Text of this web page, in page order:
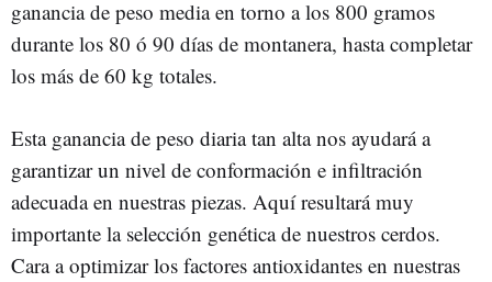
ganancia de peso media en torno a los 800 gramos
durante los 80 ó 90 días de montanera, hasta completar
los más de 60 kg totales.
Esta ganancia de peso diaria tan alta nos ayudará a
garantizar un nivel de conformación e infiltración
adecuada en nuestras piezas. Aquí resultará muy
importante la selección genética de nuestros cerdos.
Cara a optimizar los factores antioxidantes en nuestras